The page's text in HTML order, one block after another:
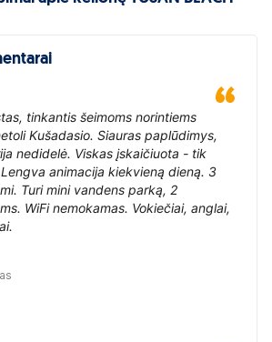
tinkantis šeimoms norintiems
Kušadasio. Siauras paplūdimys,
nedidelė. Viskas įskaičiuota - tik
animacija kiekvieną dieną. 3
Turi mini vandens parką, 2
WiFi nemokamas. Vokiečiai, anglai,